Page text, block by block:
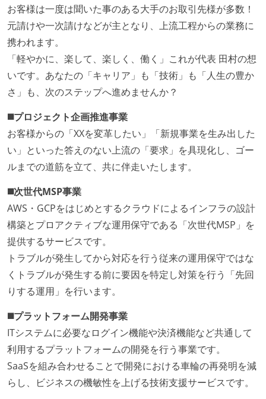
お客様は一度は聞いた事のある大手のお取引先様が多数！
元請けや一次請けなどが主となり、上流工程からの業務に
携われます。
「軽やかに、楽して、楽しく、働く」これが代表 田村の想
いです。あなたの「キャリア」も「技術」も「人生の豊か
さ」も、次のステップへ進めませんか？
◼️プロジェクト企画推進事業
お客様からの「XXを変革したい」「新規事業を生み出した
い」といった答えのない上流の「要求」を具現化し、ゴー
ルまでの道筋を立て、共に伴走いたします。
◼️次世代MSP事業
AWS・GCPをはじめとするクラウドによるインフラの設計
構築とプロアクティブな運用保守である「次世代MSP」を
提供するサービスです。
トラブルが発生してから対応を行う従来の運用保守ではな
くトラブルが発生する前に要因を特定し対策を行う「先回
りする運用」を行います。
◼️プラットフォーム開発事業
ITシステムに必要なログイン機能や決済機能など共通して
利用するプラットフォームの開発を行う事業です。
SaaSを組み合わせることで開発における車輪の再発明を減
らし、ビジネスの機敏性を上げる技術支援サービスです。